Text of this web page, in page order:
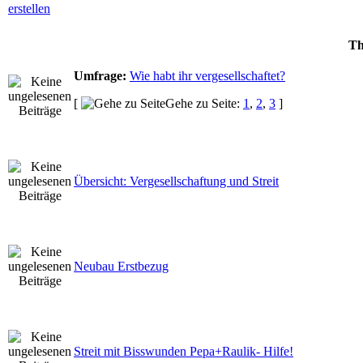
Umfrage: Wie habt ihr vergesellschaftet?
[
Gehe zu Seite: 1 , 2, 3 ]
Übersicht: Vergesellschaftung und Streit
Neubau Erstbezug
Streit mit Bisswunden Pepa+Raulik- Hilfe!